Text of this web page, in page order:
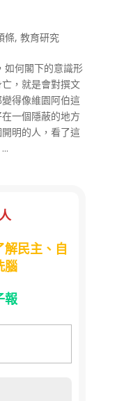
條, 教育研究
如何閣下的意識形
，就是會對撰文
得像維園阿伯這
一個隱蔽的地方
明的人，看了這
解民主、自
腦
報